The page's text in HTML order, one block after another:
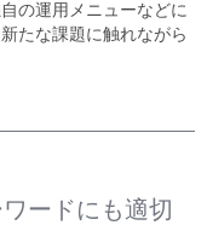
の運用メニューなどに
たな課題に触れながら
ードにも適切